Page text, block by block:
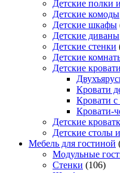
Детские полки
Детские комоды
Детские шкафы
Детские диваны
Детские стенки
Детские
Детские кровати
Кровати
Кровати
Кровати-
Детские
Детские столы
Мебель для гостиной
Модульные
Стенки (106)